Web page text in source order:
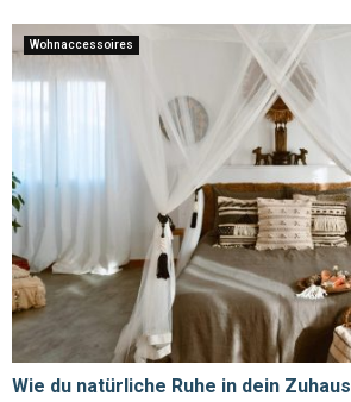
Wohnaccessoires
Wie du natürliche Ruhe in dein